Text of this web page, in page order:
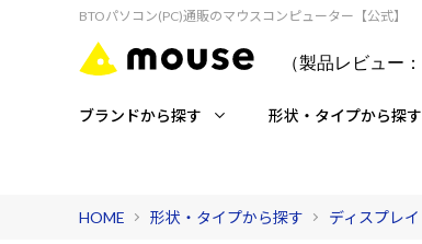
BTOパソコン(PC)通販のマウスコンピューター【公式】
（製品レビュー：
ブランドから探す 形状・タイプから探す
HOME 形状・タイプから探す ディスプレイ